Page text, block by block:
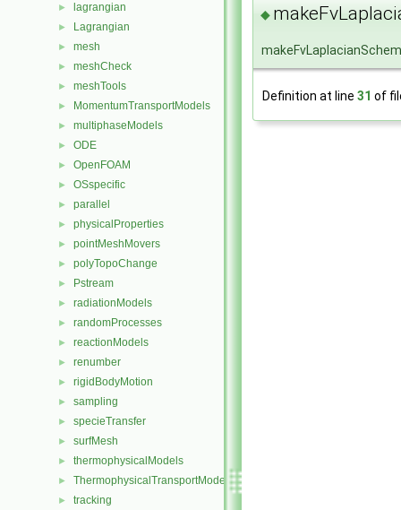
► lagrangian
► Lagrangian
► mesh
► meshCheck
► meshTools
► MomentumTransportModels
► multiphaseModels
► ODE
► OpenFOAM
► OSspecific
► parallel
► physicalProperties
► pointMeshMovers
► polyTopoChange
► Pstream
► radiationModels
► randomProcesses
► reactionModels
► renumber
► rigidBodyMotion
► sampling
► specieTransfer
► surfMesh
► thermophysicalModels
► ThermophysicalTransportModels
► tracking
◆
Definition at line 31 of